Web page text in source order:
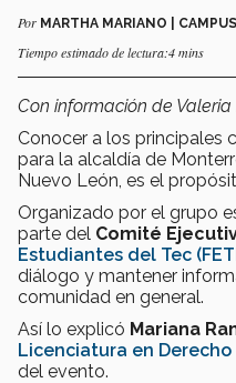
Por MARTHA MARIANO |
Tiempo estimado de lectura:4 mins
Con información de Valeria
Conocer a los principales
para la alcaldía de
Nuevo León, es el
Organizado por el grupo
parte del Comité
Estudiantes del Tec
diálogo y mantener
comunidad en general.
Así lo explicó Mariana
Licenciatura en Derecho
del evento.